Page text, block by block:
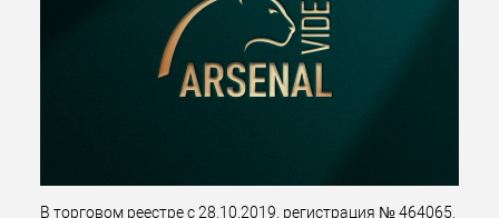
В торговом реестре с 28.10.2019, регистрация № 464065.